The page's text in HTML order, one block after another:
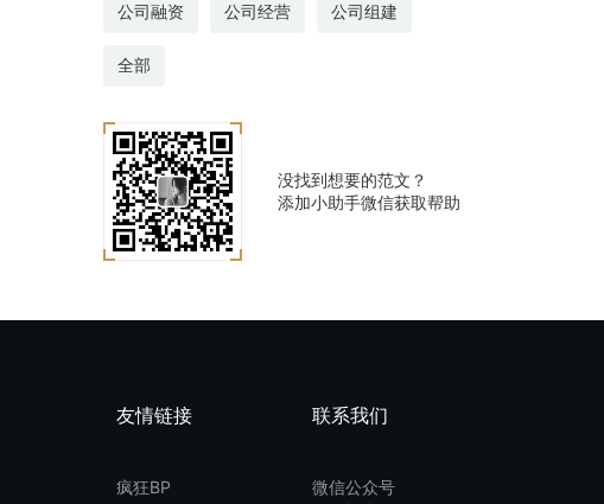
公司融资 公司经营 公司组建
全部
没找到想要的范文？
添加小助手微信获取帮助
友情链接
疯狂BP
联系我们
微信公众号